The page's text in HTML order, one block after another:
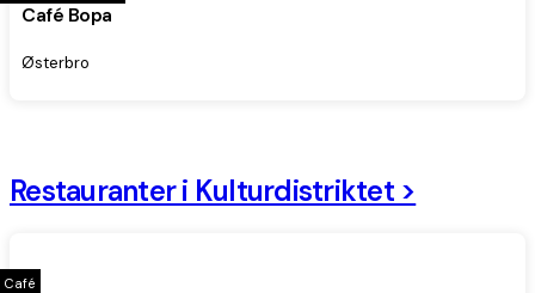
Café Bopa
Østerbro
Restauranter i Kulturdistriktet >
Café